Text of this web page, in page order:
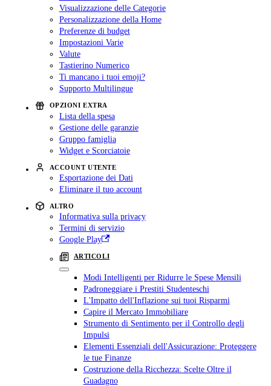
Visualizzazione delle Categorie
Personalizzazione della Home
Preferenze di budget
Impostazioni Varie
Valute
Tastierino Numerico
Ti mancano i tuoi emoji?
Supporto Multilingue
OPZIONI EXTRA
Lista della spesa
Gestione delle garanzie
Gruppo famiglia
Widget e Scorciatoie
ACCOUNT UTENTE
Esportazione dei Dati
Eliminare il tuo account
ALTRO
Informativa sulla privacy
Termini di servizio
Google Play
ARTICOLI
Modi Intelligenti per Ridurre le Spese Mensili
Padroneggiare i Prestiti Studenteschi
L'Impatto dell'Inflazione sui tuoi Risparmi
Capire il Mercato Immobiliare
Strumento di Sentimento per il Controllo degli
Impulsi
Elementi Essenziali dell'Assicurazione: Proteggere
le tue Finanze
Costruzione della Ricchezza: Scelte Oltre il
Guadagno